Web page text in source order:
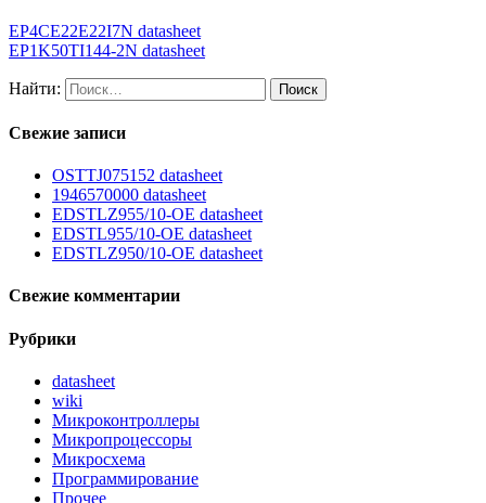
EP4CE22E22I7N datasheet
EP1K50TI144-2N datasheet
Найти:
Свежие записи
OSTTJ075152 datasheet
1946570000 datasheet
EDSTLZ955/10-OE datasheet
EDSTL955/10-OE datasheet
EDSTLZ950/10-OE datasheet
Свежие комментарии
Рубрики
datasheet
wiki
Микроконтроллеры
Микропроцессоры
Микросхема
Программирование
Прочее